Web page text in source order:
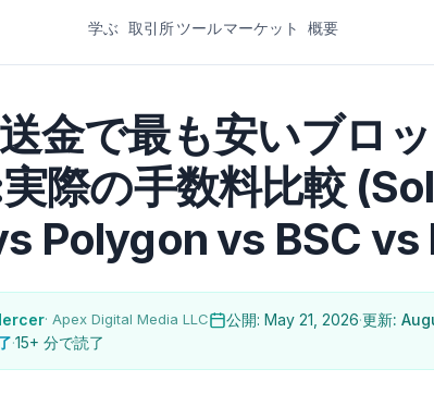
学ぶ 取引所ツールマーケット 概要
金で最も安いブロ
際の手数料比較
Polygon vs BSC vs
· Apex Digital Media LLC 公開: May 21, 2026·更新:
·15+ 分で読了